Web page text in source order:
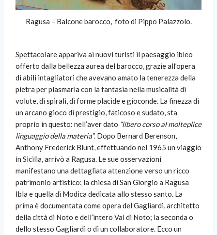
Ragusa – Balcone barocco, foto di Pippo Palazzolo.
Spettacolare appariva ai nuovi turisti il paesaggio ibleo
offerto dalla bellezza aurea del barocco, grazie all’opera
di abili intagliatori che avevano amato la tenerezza della
pietra per plasmarla con la fantasia nella musicalità di
volute, di spirali, di forme placide e gioconde. La finezza di
un arcano gioco di prestigio, faticoso e sudato, sta
proprio in questo: nell’aver dato “libero corso al molteplice
linguaggio della materia”. Dopo Bernard Berenson,
Anthony Frederick Blunt, effettuando nel 1965 un viaggio
in Sicilia, arrivò a Ragusa. Le sue osservazioni
manifestano una dettagliata attenzione verso un ricco
patrimonio artistico: la chiesa di San Giorgio a Ragusa
Ibla e quella di Modica dedicata allo stesso santo. La
prima è documentata come opera del Gagliardi, architetto
della città di Noto e dell’intero Val di Noto; la seconda o
dello stesso Gagliardi o di un collaboratore. Ecco un